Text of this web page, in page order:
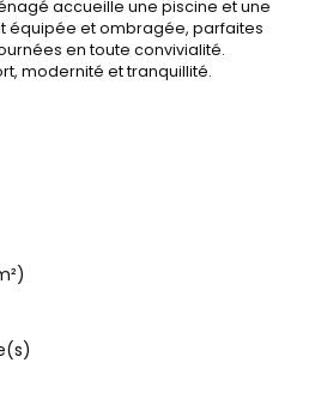
accueille une piscine et une
équipée et ombragée, parfaites
en toute convivialité.
modernité et tranquillité.